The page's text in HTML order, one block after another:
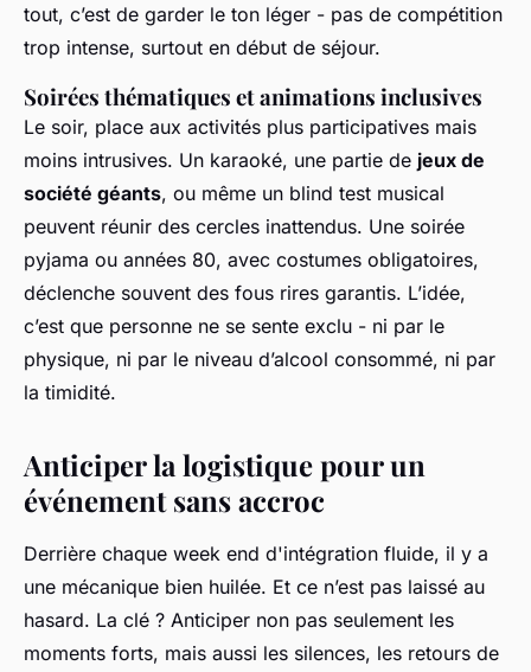
tout, c’est de garder le ton léger - pas de compétition
trop intense, surtout en début de séjour.
Soirées thématiques et animations inclusives
Le soir, place aux activités plus participatives mais
moins intrusives. Un karaoké, une partie de jeux de
société géants, ou même un blind test musical
peuvent réunir des cercles inattendus. Une soirée
pyjama ou années 80, avec costumes obligatoires,
déclenche souvent des fous rires garantis. L’idée,
c’est que personne ne se sente exclu - ni par le
physique, ni par le niveau d’alcool consommé, ni par
la timidité.
Anticiper la logistique pour un
événement sans accroc
Derrière chaque week end d'intégration fluide, il y a
une mécanique bien huilée. Et ce n’est pas laissé au
hasard. La clé ? Anticiper non pas seulement les
moments forts, mais aussi les silences, les retours de